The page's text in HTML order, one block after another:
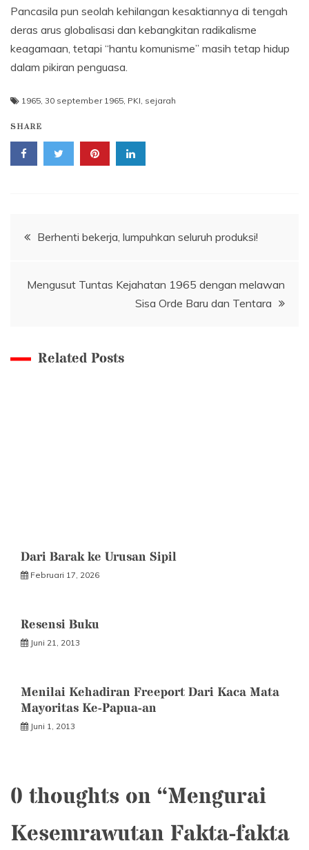
Pancasila pun seolah kehilangan kesaktiannya di tengah
deras arus globalisasi dan kebangkitan radikalisme
keagamaan, tetapi “hantu komunisme” masih tetap hidup
dalam pikiran penguasa.
1965, 30 september 1965, PKI, sejarah
SHARE
Navigasi
Berhenti bekerja, lumpuhkan seluruh produksi!
Mengusut Tuntas Kejahatan 1965 dengan melawan
Sisa Orde Baru dan Tentara
Related Posts
Dari Barak ke Urusan Sipil
Februari 17, 2026
Resensi Buku
Juni 21, 2013
Menilai Kehadiran Freeport Dari Kaca Mata
Mayoritas Ke-Papua-an
Juni 1, 2013
0 thoughts on “Mengurai
Kesemrawutan Fakta-fakta